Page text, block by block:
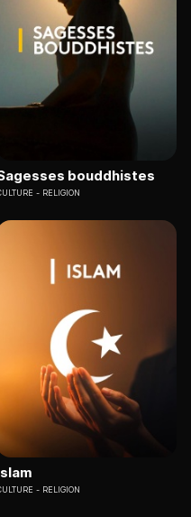
bouddhistes
RELIGION
RELIGION